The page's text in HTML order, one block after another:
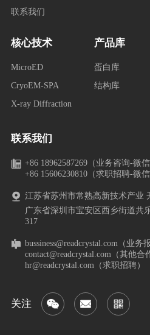
产品库
蛋白库
结构库
核心技术
MicroED
CryoEM-SPA
X-ray Diffraction
联系我们
联系我们
+86 18962587269（业务咨询-微信
+86 15606230810（求职招聘-微信
江苏省苏州市常熟高新技术产业
广东省深圳市宝安区西乡街道共
317
bussiness@readcrystal.com（业务
contact@readcrystal.com（其他合
hr@readcrystal.com（求职招聘）
关注